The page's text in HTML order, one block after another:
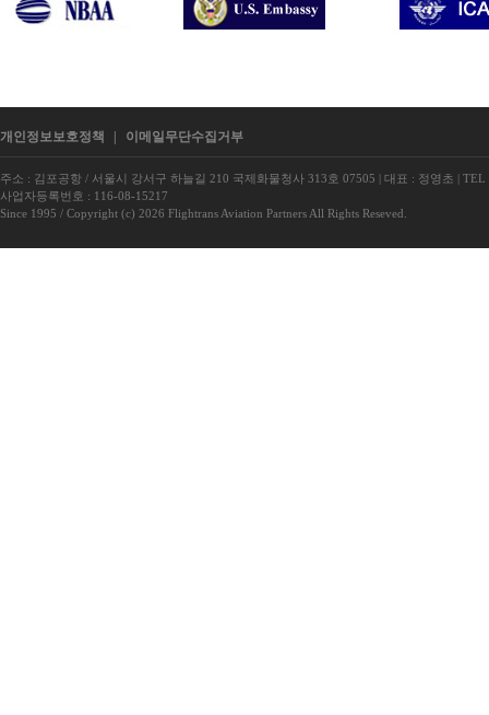
개인정보보호정책 이메일무단수집거부
주소 : 김포공항 / 서울시 강서구 하늘길 210 국제화물청사 313호 07505 | 대표 : 정영초 | TEL
사업자등록번호 : 116-08-15217
Since 1995 / Copyright (c) 2026 Flightrans Aviation Partners All Rights Reseved.